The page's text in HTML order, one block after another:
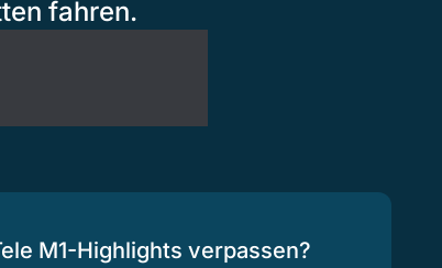
fahren.
M1-Highlights verpassen?